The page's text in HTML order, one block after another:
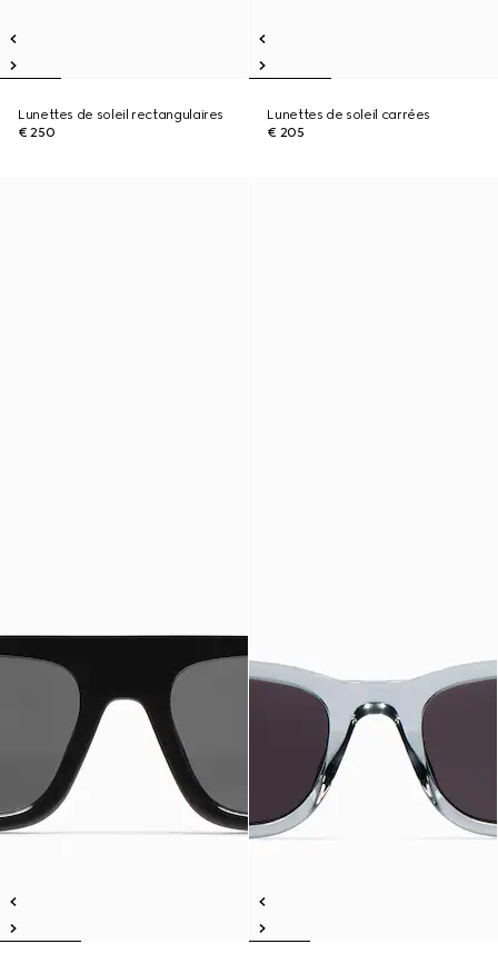
Lunettes de soleil rectangulaires
€ 250
Lunettes de soleil carrées
€ 205